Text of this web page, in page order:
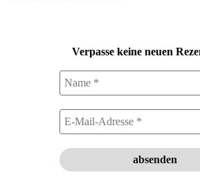
Verpasse keine neuen